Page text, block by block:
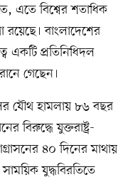
এতে বিশ্বের শতাধিক
বাংলাদেশের
একটি প্রতিনিধিদল
গেছেন।
যৌথ হামলায় ৮৬ বছর
বিরুদ্ধে যুক্তরাষ্ট্র-
৪০ দিনের মাথায়
সাময়িক যুদ্ধবিরতিতে